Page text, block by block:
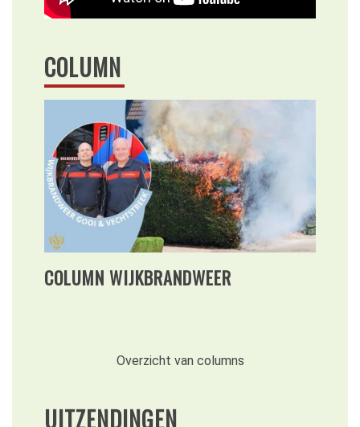
COLUMN
COLUMN WIJKBRANDWEER
Overzicht van columns
UITZENDINGEN